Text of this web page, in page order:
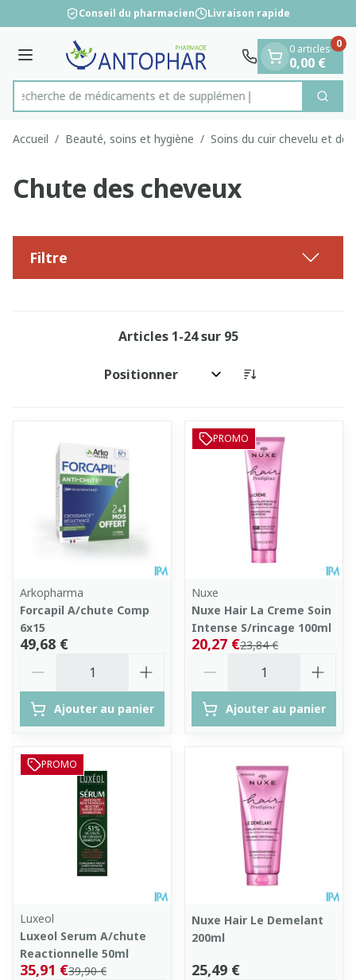
Aller au contenu
1 de 1
Conseil du pharmacien Livraison rapide
Menu
Rechercher
Recherche de médicamen
0 articles
0,00 €
0
Accueil / Beauté, soins et hygiène / Soins du cuir chevelu et
Chute des cheveux
Filtre
Articles 1-24sur 95
Trier par:
Arkopharma
Forcapil A/chute Comp
6x15
49,68 €
Ajouter au panier
PROMO
Nuxe
Nuxe Hair La Creme Soin
Intense S/rincage 100ml
23,84 €
20,27 €
Ajouter au panier
PROMO
Luxeol
Luxeol Serum A/chute
Reactionnelle 50ml
39,90 €
35,91 €
Nuxe Hair Le Demelant
200ml
25,49 €